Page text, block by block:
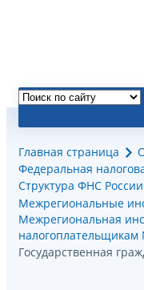
Главная страница
Федеральная
Структура ФНС России
Межрегиональные
Межрегиональная
Государственная